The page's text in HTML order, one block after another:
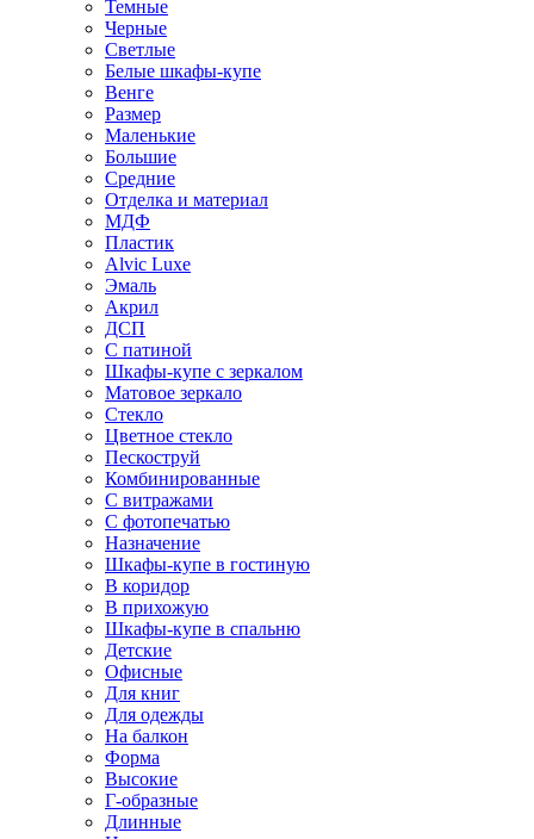
Темные
Черные
Светлые
Белые шкафы-купе
Венге
Размер
Маленькие
Большие
Средние
Отделка и материал
МДФ
Пластик
Alvic Luxe
Эмаль
Акрил
ДСП
С патиной
Шкафы-купе с зеркалом
Матовое зеркало
Стекло
Цветное стекло
Пескоструй
Комбинированные
С витражами
С фотопечатью
Назначение
Шкафы-купе в гостиную
В коридор
В прихожую
Шкафы-купе в спальню
Детские
Офисные
Для книг
Для одежды
На балкон
Форма
Высокие
Г-образные
Длинные